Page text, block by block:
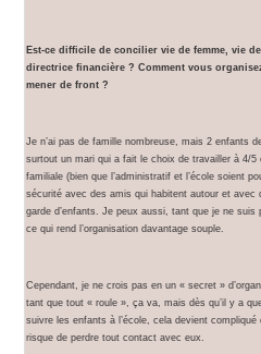
Est-ce difficile de concilier vie de femme, vie
directrice financière ? Comment vous
mener de front ?
Je n’ai pas de famille nombreuse, mais 2 enfants
surtout un mari qui a fait le choix de travailler à 4/5
familiale (bien que l’administratif et l’école soient
sécurité avec des amis qui habitent autour et avec
garde d’enfants. Je peux aussi, tant que je ne
ce qui rend l’organisation davantage souple.
Cependant, je ne crois pas en un « secret »
tant que tout « roule », ça va, mais dès qu’il y a
suivre les enfants à l’école, cela devient
risque de perdre tout contact avec eux.